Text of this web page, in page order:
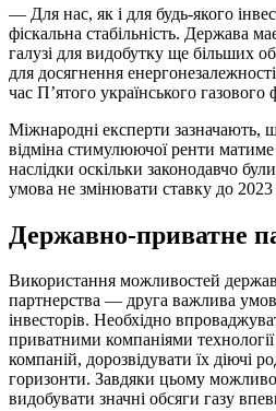
— Для нас, як і для будь-якого
фіскальна стабільність. Держава
галузі для видобутку ще більших
для досягнення
час П’ятого українського
Міжнародні експерти зазначають,
відміна стимулюючої ренти
наслідки оскільки законодавчо
умова не змінювати ставку до 2023
Державно-приватне
Використання можливостей
партнерства — друга важлива
інвесторів. Необхідно
приватними компаніями
компаній, дорозвідувати їх діючі
горизонти. Завдяки цьому
видобувати значні обсяги газу